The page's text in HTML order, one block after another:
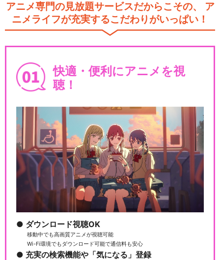
アニメ専門の見放題サービスだからこその、
ア
ニメライフが充実するこだわりがいっぱい！
快適・便利にアニメを視
聴！
ダウンロード視聴OK
移動中でも高画質アニメが視聴可能
Wi-Fi環境でもダウンロード可能で通信料も安心
充実の検索機能や「気になる」登録